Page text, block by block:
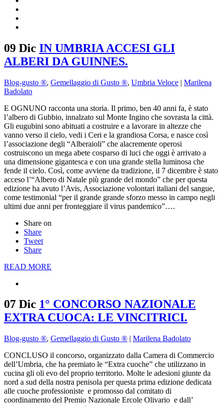
09 Dic IN UMBRIA ACCESI GLI
ALBERI DA GUINNES.
Blog-gusto ®, Gemellaggio di Gusto ®, Umbria Veloce | Marilena
Badolato
E OGNUNO racconta una storia. Il primo, ben 40 anni fa, è stato
l’albero di Gubbio, innalzato sul Monte Ingino che sovrasta la città.
Gli eugubini sono abituati a costruire e a lavorare in altezze che
vanno verso il cielo, vedi i Ceri e la grandiosa Corsa, e nasce così
l’associazione degli “Alberaioli” che alacremente operosi
costruiscono un mega abete cosparso di luci che oggi è arrivato a
una dimensione gigantesca e con una grande stella luminosa che
fende il cielo. Così, come avviene da tradizione, il 7 dicembre è stato
acceso l’“Albero di Natale più grande del mondo” che per questa
edizione ha avuto l’Avis, Associazione volontari italiani del sangue,
come testimonial “per il grande grande sforzo messo in campo negli
ultimi due anni per fronteggiare il virus pandemico”….
Share on
Share
Tweet
Share
READ MORE
07 Dic 1° CONCORSO NAZIONALE
EXTRA CUOCA: LE VINCITRICI.
Blog-gusto ®, Gemellaggio di Gusto ® | Marilena Badolato
CONCLUSO il concorso, organizzato dalla Camera di Commercio
dell’Umbria, che ha premiato le “Extra cuoche” che utilizzano in
cucina gli oli evo del proprio territorio. Molte le adesioni giunte da
nord a sud della nostra penisola per questa prima edizione dedicata
alle cuoche professioniste e promosso dal comitato di
coordinamento del Premio Nazionale Ercole Olivario e dall’